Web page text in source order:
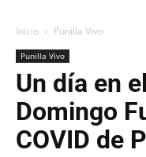
Inicio Punilla Vivo
Punilla Vivo
Un día en
Domingo
COVID de